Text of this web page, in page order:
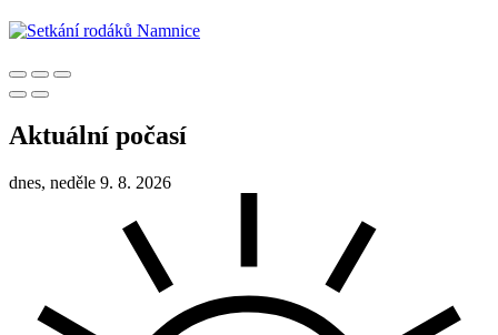
Aktuální počasí
dnes, neděle 9. 8. 2026